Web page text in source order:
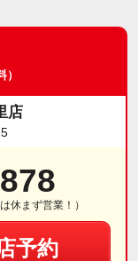
）
店
休まず営業！）
予約